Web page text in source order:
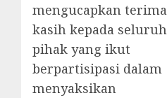
mengucapkan terima
kasih kepada seluruh
pihak yang ikut
berpartisipasi dalam
menyaksikan